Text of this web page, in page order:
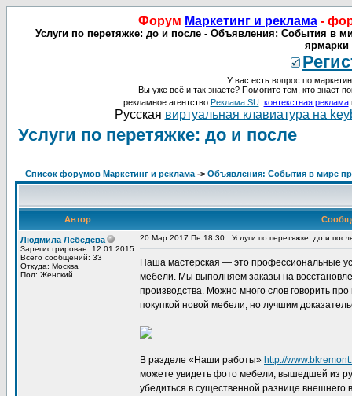
Форум Маркетинг и реклама -
Услуги по перетяжке: до и после - Объявления: События в
ярмарки
У вас есть вопрос по
Вы уже всё и так знаете? Помогите тем, кто знает
рекламное агентство Реклама SU: контекстная реклама
Русская виртуальная клавиатура на
Услуги по перетяжке: до и после
Список форумов Маркетинг и реклама -> Объявления: События в мире
Автор
Людмила Лебедева
Зарегистрирован: 12.01.2015
Всего сообщений: 33
Откуда: Москва
Пол: Женский
20 Мар 2017 Пн 18:30 Услуги по перетяжке: до и
Наша мастерская — это профессиональные
мебели. Мы выполняем заказы на
производства. Можно много слов говорить
покупкой новой мебели, но лучшим
В разделе «Наши работы» http://
можете увидеть фото мебели, вышедшей из
убедиться в существенной разнице